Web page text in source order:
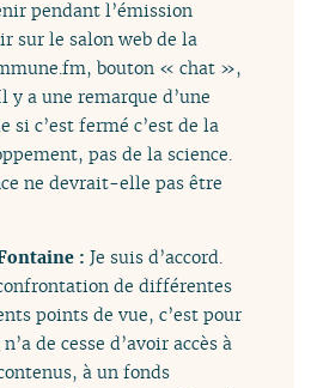
pendant l’émission
sur le salon web de la
bouton « chat »,
y a une remarque d’une
si c’est fermé c’est de la
pas de la science.
ne devrait-elle pas être
:Je suis d’accord.
de différentes
points de vue, c’est pour
de cesse d’avoir accès à
à un fonds